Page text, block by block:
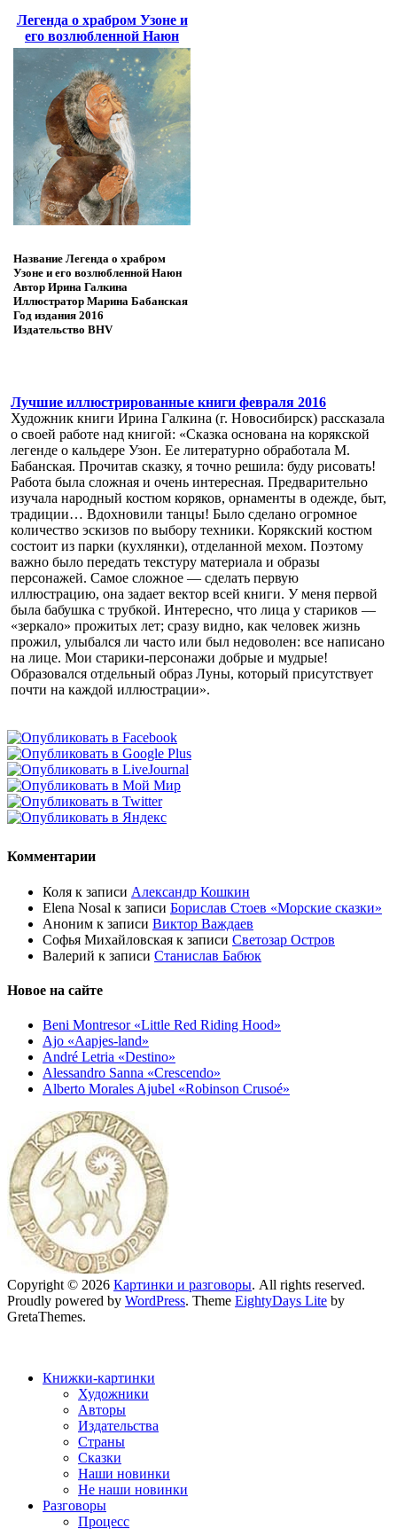
Легенда о храбром Узоне и
его возлюбленной Наюн
Название Легенда о храбром
Узоне и его возлюбленной Наюн
Автор Ирина Галкина
Иллюстратор Марина Бабанская
Год издания 2016
Издательство BHV
Лучшие иллюстрированные книги февраля 2016
Художник книги Ирина Галкина (г. Новосибирск) рассказала
о своей работе над книгой: «Сказка основана на корякской
легенде о кальдере Узон. Ее литературно обработала М.
Бабанская. Прочитав сказку, я точно решила: буду рисовать!
Работа была сложная и очень интересная. Предварительно
изучала народный костюм коряков, орнаменты в одежде, быт,
традиции… Вдохновили танцы! Было сделано огромное
количество эскизов по выбору техники. Корякский костюм
состоит из парки (кухлянки), отделанной мехом. Поэтому
важно было передать текстуру материала и образы
персонажей. Самое сложное — сделать первую
иллюстрацию, она задает вектор всей книги. У меня первой
была бабушка с трубкой. Интересно, что лица у стариков —
«зеркало» прожитых лет; сразу видно, как человек жизнь
прожил, улыбался ли часто или был недоволен: все написано
на лице. Мои старики-персонажи добрые и мудрые!
Образовался отдельный образ Луны, который присутствует
почти на каждой иллюстрации».
Комментарии
Коля к записи Александр Кошкин
Elena Nosal к записи Борислав Стоев «Морские сказки»
Аноним к записи Виктор Важдаев
Софья Михайловская к записи Светозар Остров
Валерий к записи Станислав Бабюк
Новое на сайте
Beni Montresor «Little Red Riding Hood»
Ajo «Aapjes-land»
André Letria «Destino»
Alessandro Sanna «Crescendo»
Alberto Morales Ajubel «Robinson Crusoé»
Copyright © 2026 Картинки и разговоры. All rights reserved.
Proudly powered by WordPress. Theme EightyDays Lite by
GretaThemes.
Книжки-картинки
Художники
Авторы
Издательства
Страны
Сказки
Наши новинки
Не наши новинки
Разговоры
Процесс